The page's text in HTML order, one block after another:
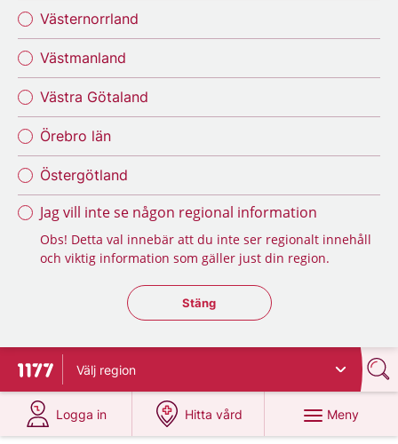
Västernorrland
Västmanland
Västra Götaland
Örebro län
Östergötland
Jag vill inte se någon regional information
Obs! Detta val innebär att du inte ser regionalt innehåll
och viktig information som gäller just din region.
Stäng regionsväljaren
Stäng
Till startsidan för 1177
Välj region
Logga in
på 1177.se
Hitta vård
på 1177.se
Meny